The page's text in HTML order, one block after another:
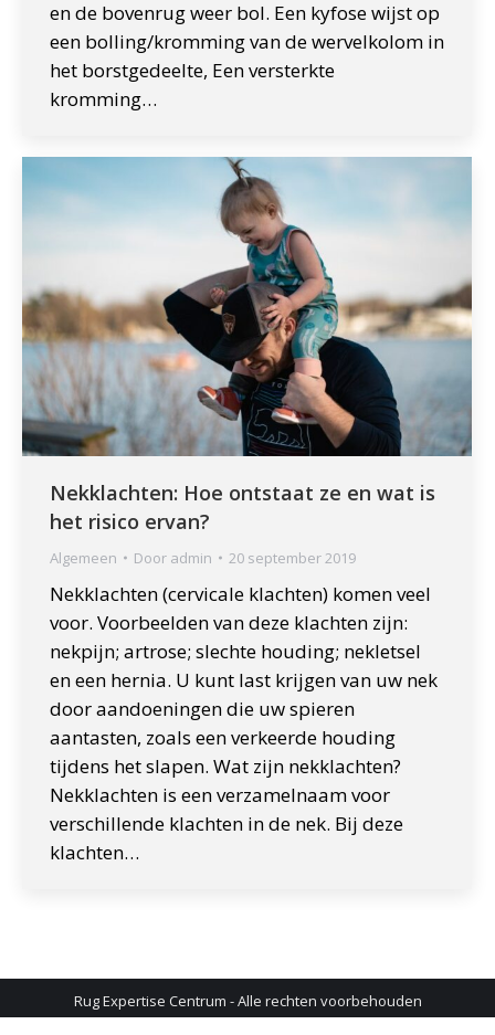
en de bovenrug weer bol. Een kyfose wijst op
een bolling/kromming van de wervelkolom in
het borstgedeelte, Een versterkte
kromming…
Nekklachten: Hoe ontstaat ze en wat is
het risico ervan?
Algemeen Door admin 20 september 2019
Nekklachten (cervicale klachten) komen veel
voor. Voorbeelden van deze klachten zijn:
nekpijn; artrose; slechte houding; nekletsel
en een hernia. U kunt last krijgen van uw nek
door aandoeningen die uw spieren
aantasten, zoals een verkeerde houding
tijdens het slapen. Wat zijn nekklachten?
Nekklachten is een verzamelnaam voor
verschillende klachten in de nek. Bij deze
klachten…
Rug Expertise Centrum - Alle rechten voorbehouden